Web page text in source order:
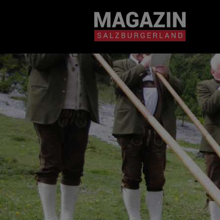
Zum Inhalt springen
BEITRÄGE IN
NÄHE
BEITRÄGE IN MEINER NÄHE